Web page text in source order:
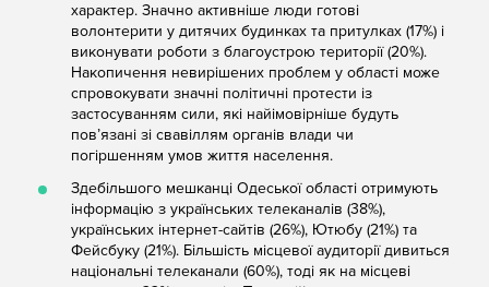
характер. Значно активніше люди готові
волонтерити у дитячих будинках та притулках (17%) і
виконувати роботи з благоустрою території (20%).
Накопичення невирішених проблем у області може
спровокувати значні політичні протести із
застосуванням сили, які найімовірніше будуть
пов’язані зі свавіллям органів влади чи
погіршенням умов життя населення.
Здебільшого мешканці Одеської області отримують
інформацію з українських телеканалів (38%),
українських інтернет-сайтів (26%), Ютюбу (21%) та
Фейсбуку (21%). Більшість місцевої аудиторії дивиться
національні телеканали (60%), тоді як на місцеві